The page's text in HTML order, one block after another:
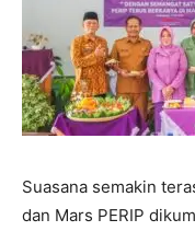
Suasana semakin
dan Mars PERIP